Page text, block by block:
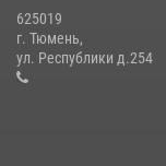
Сотрудники
десантирования на
16 июля 2026, 10:42
625019
г. Тюмень,
ул. Республики д.254